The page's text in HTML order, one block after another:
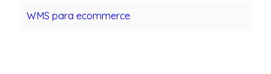
WMS para ecommerce